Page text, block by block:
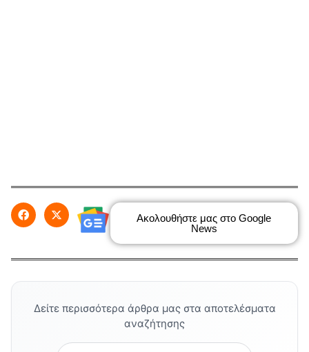
Ακολουθήστε μας στο Google
News
Δείτε περισσότερα άρθρα μας στα αποτελέσματα
αναζήτησης